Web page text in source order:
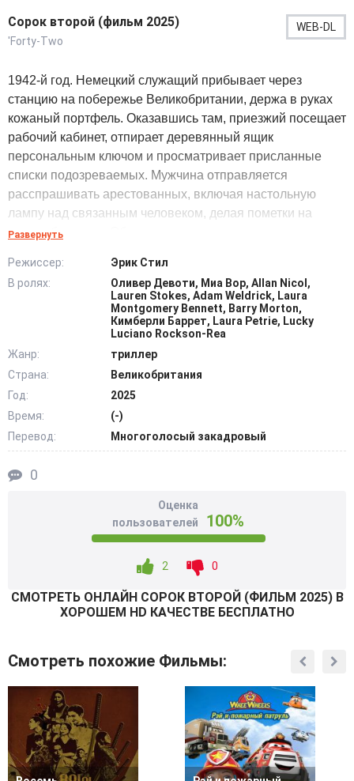
Сорок второй (фильм 2025)
'Forty-Two
WEB-DL
1942-й год. Немецкий служащий прибывает через
станцию на побережье Великобритании, держа в руках
кожаный портфель. Оказавшись там, приезжий посещает
рабочий кабинет, отпирает деревянный ящик
персональным ключом и просматривает присланные
списки подозреваемых. Мужчина отправляется
расспрашивать арестованных, включая настольную
лампу над связанным человеком, делая пометки на
листах блокнота. Обыскивая лесную хижину вместе с
радиопередатчик, задерживая троих подпольщиков.
Ночью допрашивающий неожиданно начинает всерьёз
сомневаться в сделанных ранее выводах, поэтому
приносит профессору миску горячей еды, беседуя о
помогает организовать побег. Беглецы пробираются
мимо патрулей, бросают бутылку для шума и уплывают
по реке. Оставшимся приходится осторожно
прощупывать с помощью длинной палки
заминированные поля. @Filmix.fan
Развернуть
Режиссер:
Эрик Стил
В ролях:
Оливер Девоти, Миа Вор, Allan Nicol,
Lauren Stokes, Adam Weldrick, Laura
Montgomery Bennett, Barry Morton,
Кимберли Баррет, Laura Petrie, Lucky
Luciano Rockson-Rea
Жанр:
триллер
Страна:
Великобритания
Год:
2025
Время:
(-)
Перевод:
Многоголосый закадровый
0
Оценка
пользователей
100%
2 0
СМОТРEТЬ ОНЛАЙН СОРОК ВТОРОЙ (ФИЛЬМ 2025) В
ХОРОШЕМ HD КАЧЕСТВЕ БЕСПЛАТНО
Смотреть похожие Фильмы: